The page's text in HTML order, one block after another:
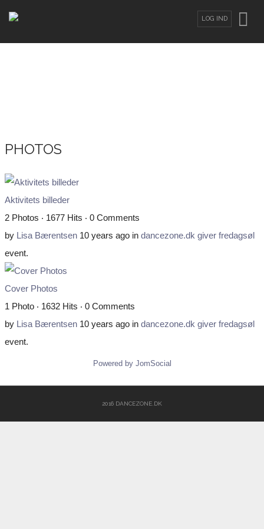
LOG IND
PHOTOS
Aktivitets billeder
2 Photos ‧ 1677 Hits ‧ 0 Comments
by Lisa Bærentsen 10 years ago in dancezone.dk giver fredagsøl
event.
Cover Photos
1 Photo ‧ 1632 Hits ‧ 0 Comments
by Lisa Bærentsen 10 years ago in dancezone.dk giver fredagsøl
event.
Powered by JomSocial
2016 DANCEZONE.DK
Glemt din adgangskode?
brugernavn?